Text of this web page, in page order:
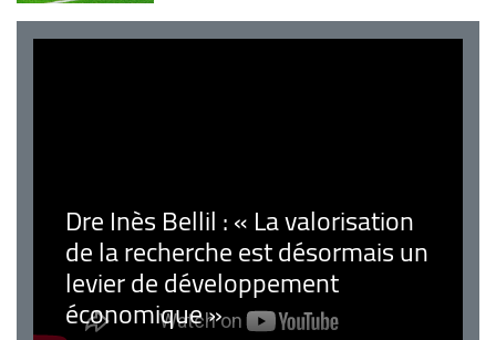
Dre Inès Bellil : « La valorisation
de la recherche est désormais un
levier de développement
économique »